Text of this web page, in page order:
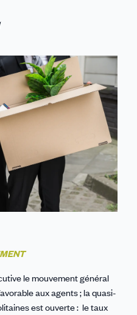
le mouvement général
aux agents ; la quasi-
est ouverte : le taux